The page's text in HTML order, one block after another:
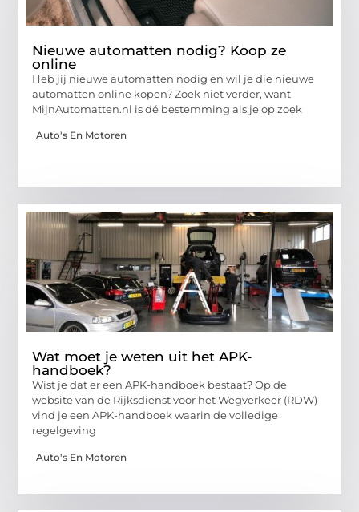
Nieuwe automatten nodig? Koop ze
online
Heb jij nieuwe automatten nodig en wil je die nieuwe
automatten online kopen? Zoek niet verder, want
MijnAutomatten.nl is dé bestemming als je op zoek
Auto's En Motoren
Wat moet je weten uit het APK-
handboek?
Wist je dat er een APK-handboek bestaat? Op de
website van de Rijksdienst voor het Wegverkeer (RDW)
vind je een APK-handboek waarin de volledige
regelgeving
Auto's En Motoren